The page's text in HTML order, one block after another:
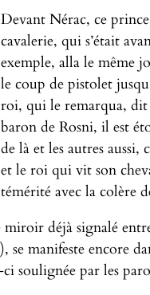
Devant Nérac, ce
cavalerie, qui s’était
exemple, alla le même
le coup de pistolet
roi, qui le remarqua, dit
baron de Rosni, il est
de là et les autres
et le roi qui vit son
témérité avec la colère
miroir déjà signalé
se manifeste encore
soulignée par les